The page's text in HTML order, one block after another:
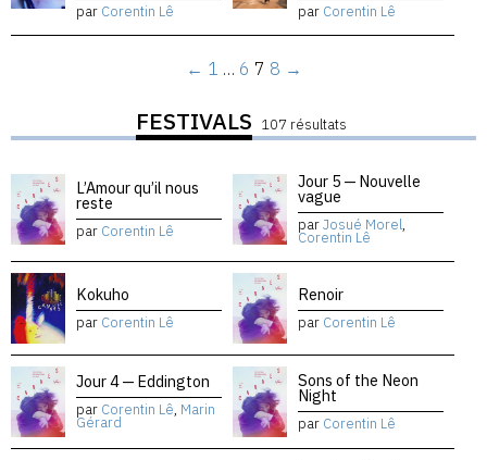
par Corentin Lê par Corentin Lê
← 1 … 6 7 8 →
FESTIVALS 107 résultats
L’Amour qu’il nous
reste
par Corentin Lê
Jour 5 — Nouvelle
vague
parJosué Morel,
Corentin Lê
Kokuho
par Corentin Lê
Renoir
par Corentin Lê
Jour 4 — Eddington
par Corentin Lê, Marin
Gérard
Sons of the Neon
Night
par Corentin Lê